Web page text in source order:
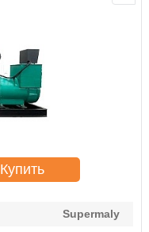
Купить
Supermaly